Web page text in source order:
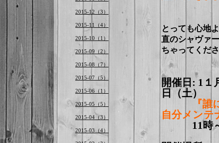
とっても心地
直のシャヴァ
ちゃってくだ
開催日: 1
日（土）
『
自分メンテ
11時～
2015-12（3）
2015-11（4）
2015-10（1）
2015-09（2）
2015-08（7）
2015-07（5）
2015-06（1）
2015-05（5）
2015-04（3）
2015-03（4）